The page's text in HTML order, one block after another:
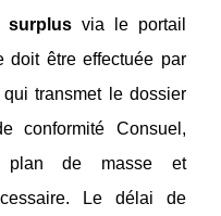
surplusvia le portail
doit être effectuée par
qui transmet le dossier
conformité Consuel,
plan de masse et
Le délai de